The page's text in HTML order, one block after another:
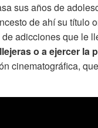
sus años de
de ahí su título
adicciones que le
o a ejercer la
cinematográfica,